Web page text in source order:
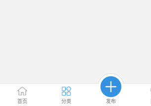
首页 分类 发布